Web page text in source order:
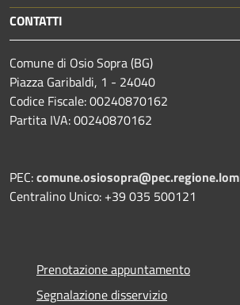
CONTATTI
Comune di Osio Sopra (BG)
Piazza Garibaldi, 1 - 24040
Codice Fiscale: 00240870162
Partita IVA: 00240870162
PEC:
Centralino Unico: +39 035 500121
Prenotazione appuntamento
Segnalazione disservizio